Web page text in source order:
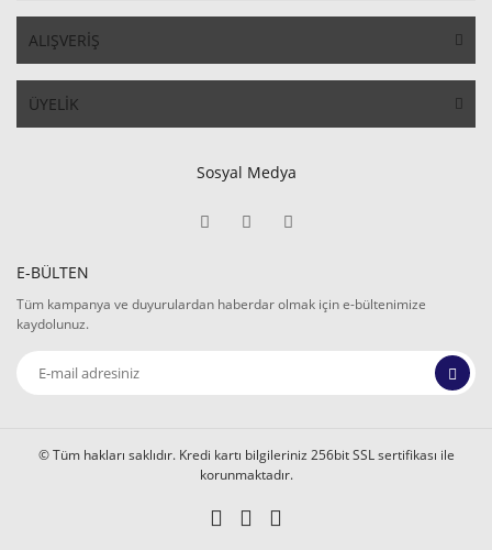
ALIŞVERİŞ
ÜYELİK
Sosyal Medya
E-BÜLTEN
Tüm kampanya ve duyurulardan haberdar olmak için e-bültenimize
kaydolunuz.
© Tüm hakları saklıdır. Kredi kartı bilgileriniz 256bit SSL sertifikası ile
korunmaktadır.